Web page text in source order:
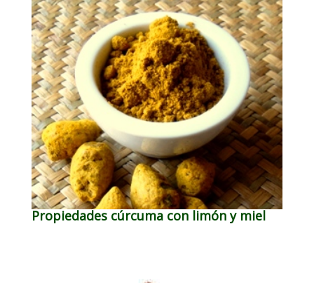
Propiedades cúrcuma con limón y miel